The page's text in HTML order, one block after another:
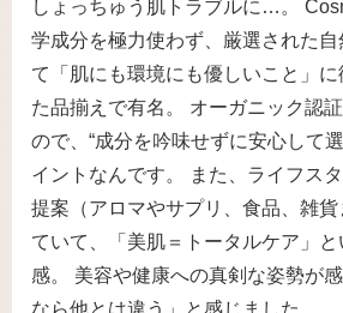
しょっちゅう肌トラブルに…。
学成分を極力使わず、厳選された
て「肌にも環境にも優しいこと」
た品揃えで有名。 オーガニック認
ので、“成分を吟味せずに安心して
イントなんです。 また、ライフス
提案（アロマやサプリ、食品、雑
ていて、「美肌＝トータルケア」
感。 美容や健康への真剣な姿勢が